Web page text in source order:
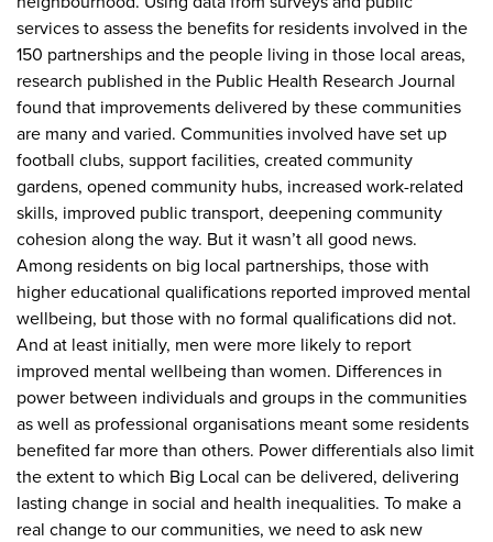
services to assess the benefits for residents involved in the
150 partnerships and the people living in those local areas,
research published in the Public Health Research Journal
found that improvements delivered by these communities
are many and varied. Communities involved have set up
football clubs, support facilities, created community
gardens, opened community hubs, increased work-related
skills, improved public transport, deepening community
cohesion along the way. But it wasn’t all good news.
Among residents on big local partnerships, those with
higher educational qualifications reported improved mental
wellbeing, but those with no formal qualifications did not.
And at least initially, men were more likely to report
improved mental wellbeing than women. Differences in
power between individuals and groups in the communities
as well as professional organisations meant some residents
benefited far more than others. Power differentials also limit
the extent to which Big Local can be delivered, delivering
lasting change in social and health inequalities. To make a
real change to our communities, we need to ask new